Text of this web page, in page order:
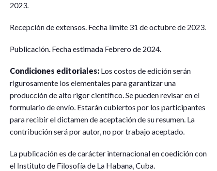
2023.
Recepción de extensos. Fecha límite 31 de octubre de 2023.
Publicación. Fecha estimada Febrero de 2024.
Condiciones editoriales: Los costos de edición serán
rigurosamente los elementales para garantizar una
producción de alto rigor científico. Se pueden revisar en el
formulario de envío. Estarán cubiertos por los participantes
para recibir el dictamen de aceptación de su resumen. La
contribución será por autor, no por trabajo aceptado.
La publicación es de carácter internacional en coedición con
el Instituto de Filosofía de La Habana, Cuba.